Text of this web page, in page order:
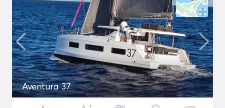
Aventura 37